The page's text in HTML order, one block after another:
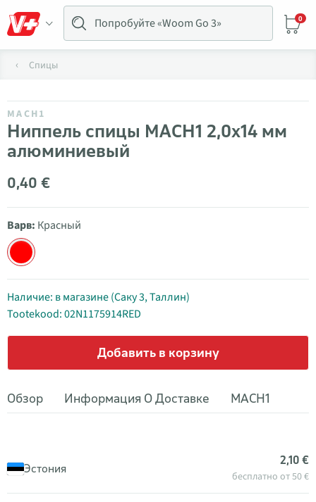
0
Спицы
MACH1
Ниппель спицы MACH1 2,0x14 мм
алюминиевый
0,40 €
Варв: Красный
Наличие: в магазине (Саку 3, Таллин)
Tootekood: 02N1175914RED
Добавить в корзину
Обзор Информация О Доставке MACH1
Эстония
2,10 €
бесплатно от 50 €